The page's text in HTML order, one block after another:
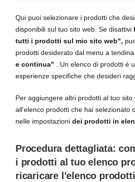
Qui puoi selezionare i prodotti che
disponibili sul tuo sito web. Se disattivi
tutti i prodotti sul mio sito web",
prodotti desiderato dal menu a
e continua" . Un elenco di prodotti è
esperienze specifiche che desideri
Per aggiungere altri prodotti al tuo sito
all'elenco prodotti che hai selezionato
nelle impostazioni dei prodotti in
Procedura dettagliata:
i prodotti al tuo elenco
ricaricare l'elenco